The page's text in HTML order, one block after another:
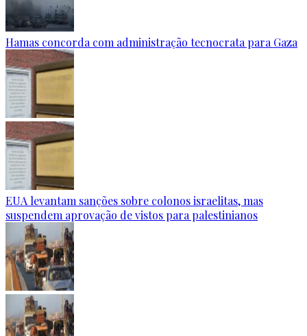
Hamas concorda com administração tecnocrata para Gaza
EUA levantam sanções sobre colonos israelitas, mas
suspendem aprovação de vistos para palestinianos